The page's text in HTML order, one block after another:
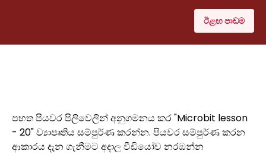
ඊළඟ පාඩම
පහත පියවර පිලිවෙලින් අනුගමනය කර "Microbit lesson
- 20" ව්‍යාපෘතිය සම්පුර්ණ කරන්න. පියවර සම්පුර්ණ කරන
ආකාරය දැන ගැනීමට අදාල වීඩියෝව නරඹන්න